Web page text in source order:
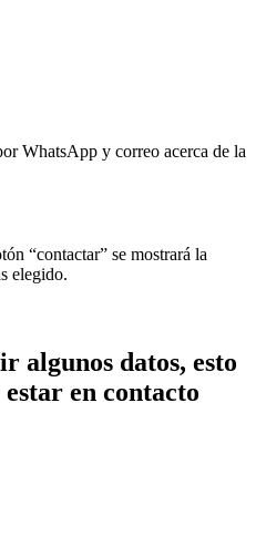
WhatsApp y correo acerca de la
“contactar” se mostrará la
elegido.
algunos datos, esto
en contacto